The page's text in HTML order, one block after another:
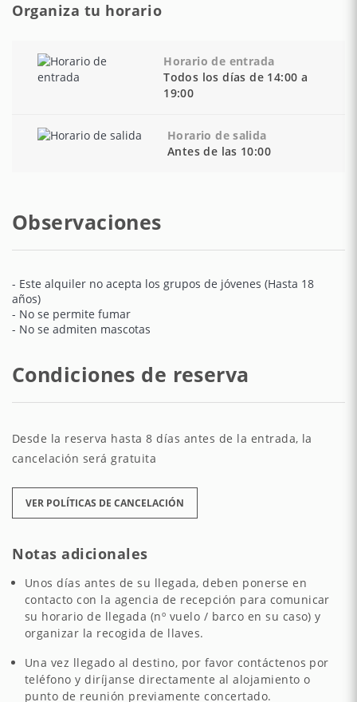
Organiza tu horario
Horario de entrada
Todos los días de 14:00 a
19:00
Horario de salida
Antes de las 10:00
Observaciones
- Este alquiler no acepta los grupos de jóvenes (Hasta 18
años)
- No se permite fumar
- No se admiten mascotas
Condiciones de reserva
Desde la reserva hasta 8 días antes de la entrada, la
cancelación será gratuita
VER POLÍTICAS DE CANCELACIÓN
Notas adicionales
Unos días antes de su llegada, deben ponerse en
contacto con la agencia de recepción para comunicar
su horario de llegada (nº vuelo / barco en su caso) y
organizar la recogida de llaves.
Una vez llegado al destino, por favor contáctenos por
teléfono y diríjanse directamente al alojamiento o
punto de reunión previamente concertado.